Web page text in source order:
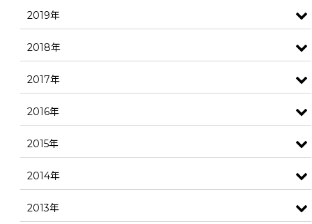
2019年
2018年
2017年
2016年
2015年
2014年
2013年